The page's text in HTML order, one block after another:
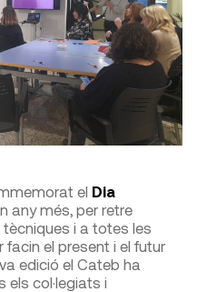
el Dia
any més, per retre
i a totes les
el present i el futur
edició el Cateb ha
col·legiats i